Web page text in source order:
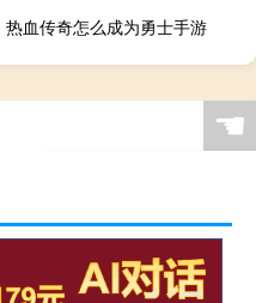
热血传奇怎么成为勇士手游
☚